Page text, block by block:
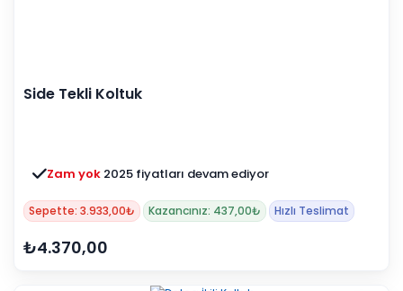
Side Tekli Koltuk
Zam yok 2025 fiyatları devam ediyor
Sepette: 3.933,00₺ Kazancınız: 437,00₺ Hızlı Teslimat
₺4.370,00